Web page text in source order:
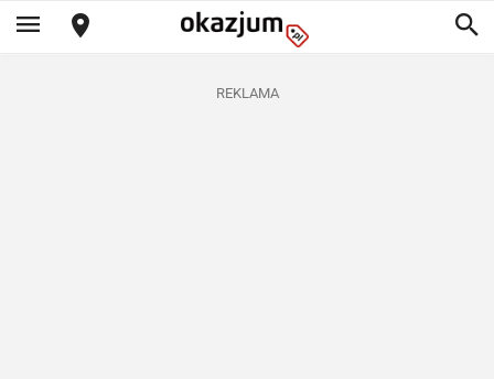
REKLAMA